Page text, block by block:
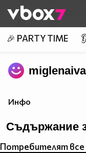
👾
🎉 PARTY TIME
Инфо
Съдържание
Потребителят все